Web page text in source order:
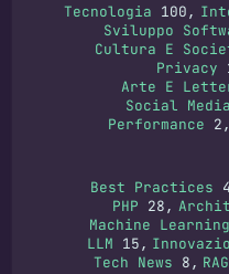
Tecnologia 100
Sviluppo
Cultura E
Privacy
Arte E
Social Media
Performance 2
Best Practices
PHP 28
Machine Learning
LLM 15
Tech News 8 RAG